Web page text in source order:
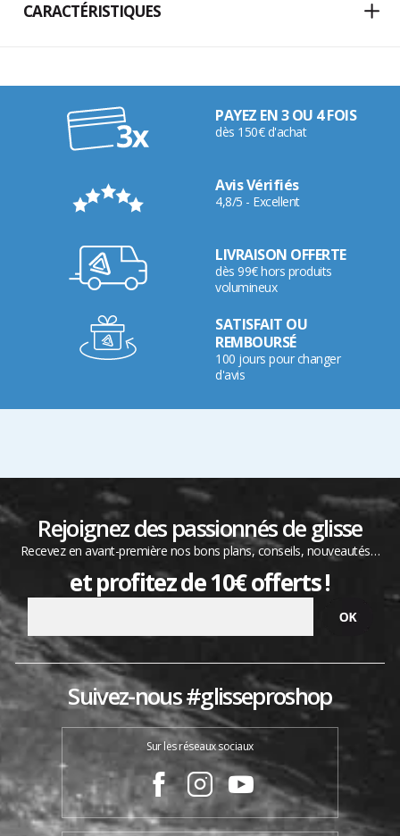
CARACTÉRISTIQUES
PAYEZ EN 3 OU 4 FOIS
dès 150€ d'achat
Avis Vérifiés
4,8/5 - Excellent
LIVRAISON OFFERTE
dès 99€ hors produits
volumineux
SATISFAIT OU
REMBOURSÉ
100 jours pour changer
d'avis
Rejoignez des passionnés de glisse
Recevez en avant-première nos bons plans, conseils, nouveautés…
et profitez de 10€ offerts !
Suivez-nous #glisseproshop
Sur les réseaux sociaux